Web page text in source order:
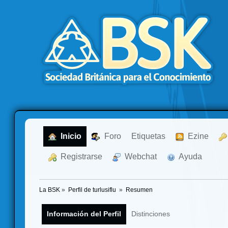
Inicio Foro Etiquetas Ezine
Registrarse Webchat Ayuda
La BSK » Perfil de turlusiflu » Resumen
Información del Perfil Distinciones